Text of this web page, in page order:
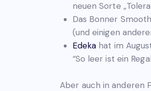
neuen Sorte
Das Bonner
(und einigen
Edeka hat im
“So leer ist ein
Aber auch in anderen